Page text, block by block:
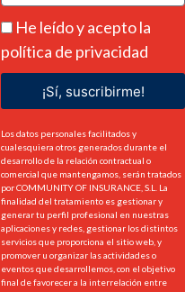
He leído y acepto la
política de privacidad
¡Sí, suscribirme!
Los datos personales facilitados y
cualesquiera otros generados durante el
desarrollo de la relación contractual o
comercial que mantengamos, serán tratados
por COMMUNITY OF INSURANCE, S.L. La
finalidad del tratamiento es gestionar y
generar tu perfil profesional en nuestras
aplicaciones y redes, gestionar los distintos
servicios que proporciona el sitio web, y
promover u organizar las actividades o
eventos que desarrollemos, con el objetivo
final de favorecer a la interrelación entre